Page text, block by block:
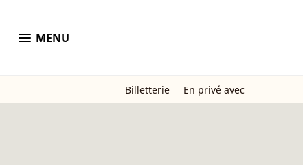
menu MENU
Billetterie En privé avec